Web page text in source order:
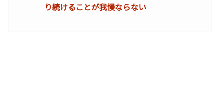
り続けることが我慢ならない